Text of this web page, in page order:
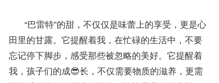
“巴雷特”的甜，不仅仅是味蕾上的享受，更是心
田里的甘露。它提醒着我，在忙碌的生活中，不要
忘记停下脚步，感受那些被忽略的美好。它提醒着
我，孩子们的成😎长，不仅需要物质的滋养，更需